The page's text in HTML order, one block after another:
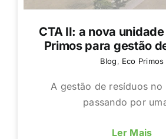
CTA II: a nova
Primos para gestão
Blog, Eco Primos
A gestão de resíduos no
passando por
Ler Mais